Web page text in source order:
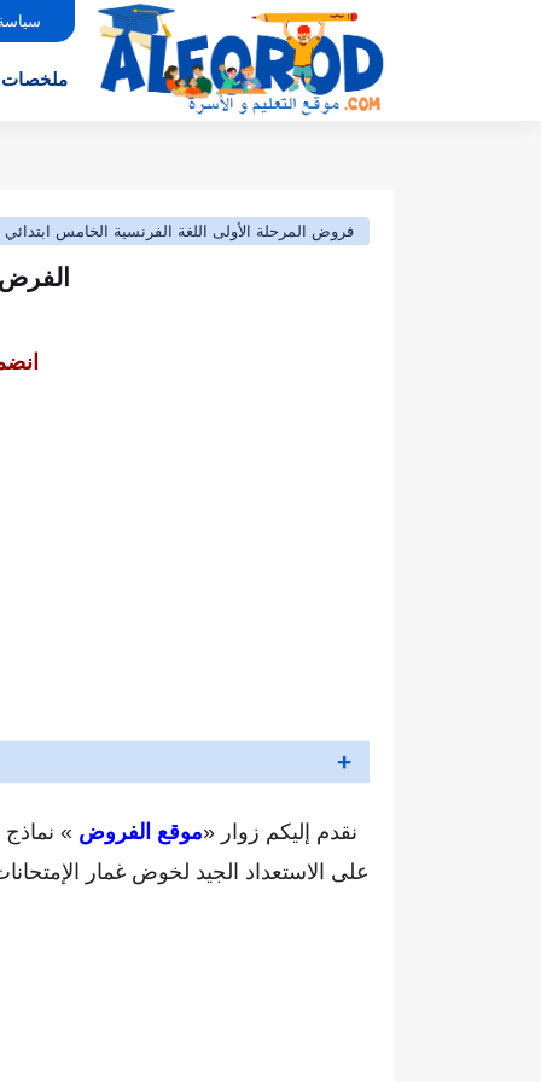
ملخصات
فروض المرحلة الأولى اللغة الفرنسية الخامس ابتدائي
الفرض
نقدم إليكم زوار «موقع الفروض » نماذج
على الاستعداد الجيد لخوض غمار